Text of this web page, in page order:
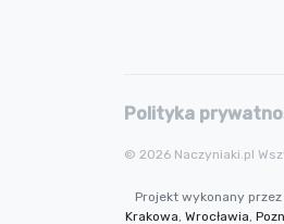
Polityka
© 2026 Naczyniaki.pl
Projekt wykonany przez
Krakowa, Wrocławia,